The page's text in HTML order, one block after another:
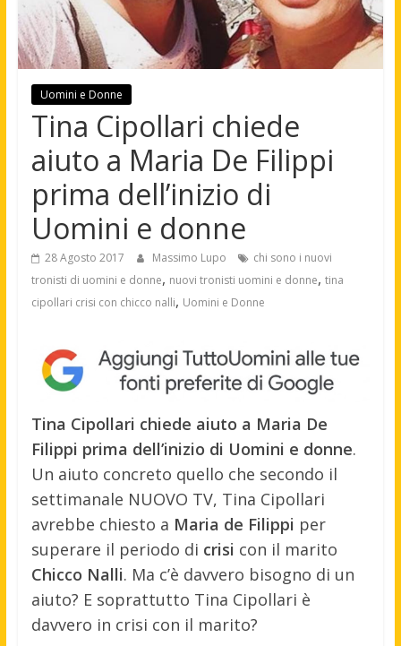
Uomini e Donne
Tina Cipollari chiede
aiuto a Maria De Filippi
prima dell’inizio di
Uomini e donne
28 Agosto 2017 Massimo Lupo
chi sono i nuovi
tronisti di uomini e donne, nuovi tronisti uomini e donne, tina
cipollari crisi con chicco nalli, Uomini e Donne
Tina Cipollari chiede aiuto a Maria De
Filippi prima dell’inizio di Uomini e donne.
Un aiuto concreto quello che secondo il
settimanale NUOVO TV, Tina Cipollari
avrebbe chiesto a Maria de Filippi per
superare il periodo di crisi con il marito
Chicco Nalli. Ma c’è davvero bisogno di un
aiuto? E soprattutto Tina Cipollari è
davvero in crisi con il marito?